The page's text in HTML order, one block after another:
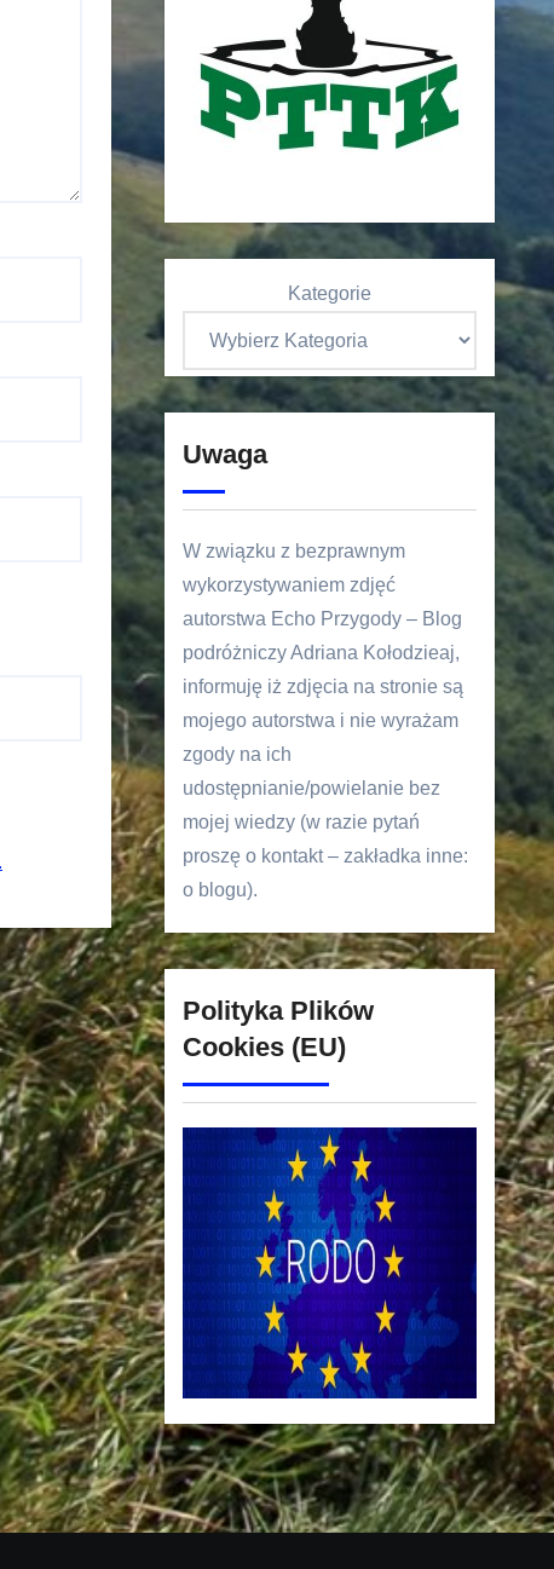
Kategorie
Uwaga
W związku z bezprawnym
wykorzystywaniem zdjęć
autorstwa Echo Przygody – Blog
podróżniczy Adriana Kołodzieaj,
informuję iż zdjęcia na stronie są
mojego autorstwa i nie wyrażam
zgody na ich
udostępnianie/powielanie bez
mojej wiedzy (w razie pytań
proszę o kontakt – zakładka inne:
o blogu).
Polityka Plików
Cookies (EU)